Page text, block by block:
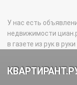
У нас есть
недвижимости
в газете из рук в руки